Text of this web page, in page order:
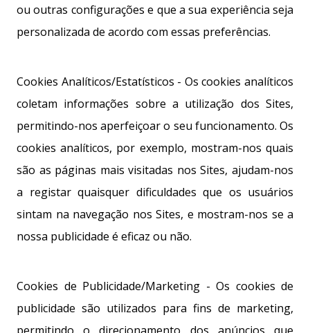
ou outras configurações e que a sua experiência seja
personalizada de acordo com essas preferências.
Cookies Analíticos/Estatísticos - Os cookies analíticos
coletam informações sobre a utilização dos Sites,
permitindo-nos aperfeiçoar o seu funcionamento. Os
cookies analíticos, por exemplo, mostram-nos quais
são as páginas mais visitadas nos Sites, ajudam-nos
a registar quaisquer dificuldades que os usuários
sintam na navegação nos Sites, e mostram-nos se a
nossa publicidade é eficaz ou não.
Cookies de Publicidade/Marketing - Os cookies de
publicidade são utilizados para fins de marketing,